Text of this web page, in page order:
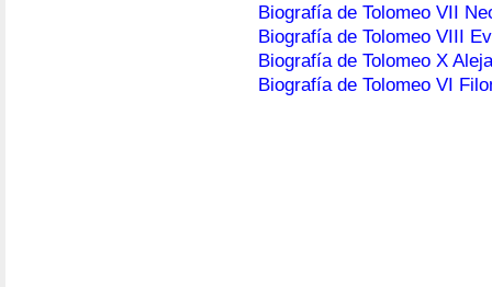
Biografía de Tolomeo VII
Biografía de Tolomeo VIII
Biografía de Tolomeo X
Biografía de Tolomeo VI